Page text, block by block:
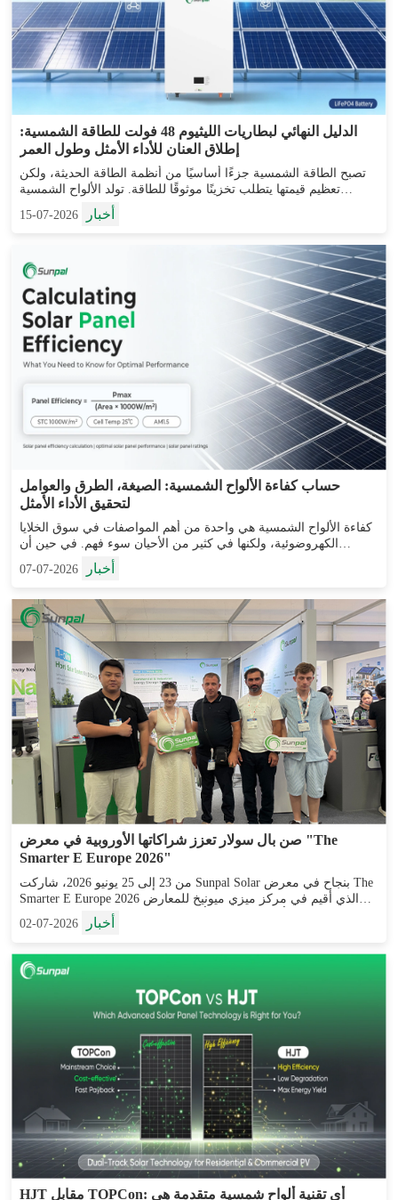
الدليل النهائي لبطاريات الليثيوم 48 فولت للطاقة الشمسية:
إطلاق العنان للأداء الأمثل وطول العمر
تصبح الطاقة الشمسية جزءًا أساسيًا من أنظمة الطاقة الحديثة، ولكن
تعظيم قيمتها يتطلب تخزينًا موثوقًا للطاقة. تولد الألواح الشمسية
أخبار 2026-07-15
حساب كفاءة الألواح الشمسية: الصيغة، الطرق والعوامل
لتحقيق الأداء الأمثل
كفاءة الألواح الشمسية هي واحدة من أهم المواصفات في سوق الخلايا
الكهروضوئية، ولكنها في كثير من الأحيان سوء فهم. في حين أن
تقييمات الكفاءة تظهر مدى فعالية تحويل اللوحة لأشعة الشمس إلى
أخبار 2026-07-07
صن بال سولار تعزز شراكاتها الأوروبية في معرض "The
Smarter E Europe 2026"
من 23 إلى 25 يونيو 2026، شاركت Sunpal Solar بنجاح في معرض The
Smarter E Europe 2026 الذي أقيم في مركز ميزي ميونيخ للمعارض
في ميونيخ، ألمانيا. وبوصفه أحد المعارض الرائدة عالميًا في مجال
أخبار 2026-07-02
HJT مقابل TOPCon: أي تقنية ألواح شمسية متقدمة هي